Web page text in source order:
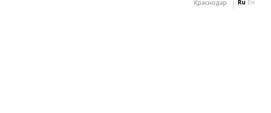
Краснодар Ru En